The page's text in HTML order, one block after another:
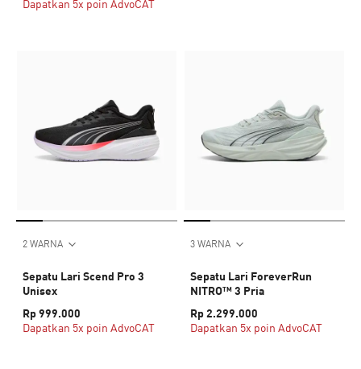
Dapatkan 5x poin AdvoCAT
2 WARNA
Sepatu Lari Scend Pro 3
Unisex
Rp 999.000
Dapatkan 5x poin AdvoCAT
3 WARNA
Sepatu Lari ForeverRun
NITRO™ 3 Pria
Rp 2.299.000
Dapatkan 5x poin AdvoCAT